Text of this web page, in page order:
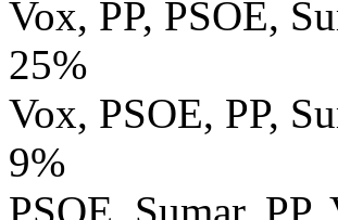
Vox, PP, PSOE,
25%
Vox, PSOE, PP,
9%
PSOE, Sumar, PP,